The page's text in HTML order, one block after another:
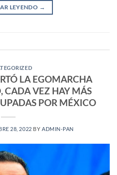
LEYENDO →
LA EGOMARCHA
CADA VEZ HAY MÁS
POR MÉXICO
28, 2022 BY ADMIN-PAN